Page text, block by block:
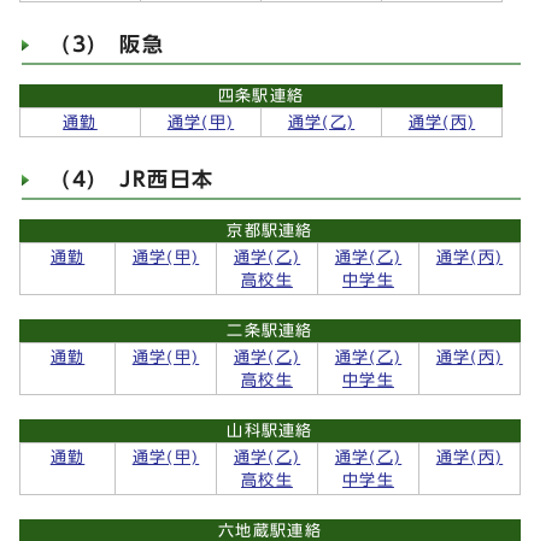
(3) 阪急
四条駅連絡
通勤
通学(甲) 通学(乙) 通学(丙)
(4) JR西日本
京都駅連絡
通勤
通学(甲)
通学(乙)
高校生
通学(乙)
中学生
通学(丙)
二条駅連絡
通勤
通学(甲)
通学(乙)
高校生
通学(乙)
中学生
通学(丙)
山科駅連絡
通勤
通学(甲)
通学(乙)
高校生
通学(乙)
中学生
通学(丙)
六地蔵駅連絡